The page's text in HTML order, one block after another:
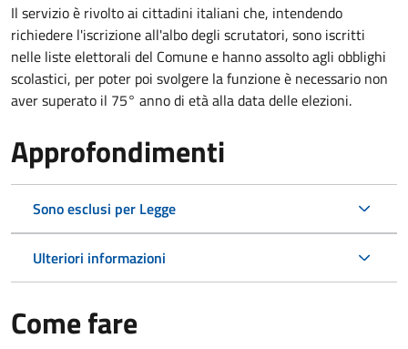
Il servizio è rivolto ai cittadini italiani che, intendendo
richiedere l'iscrizione all'albo degli scrutatori, sono iscritti
nelle liste elettorali del Comune e hanno assolto agli obblighi
scolastici, per poter poi svolgere la funzione è necessario non
aver superato il 75° anno di età alla data delle elezioni.
Approfondimenti
Sono esclusi per Legge
Ulteriori informazioni
Come fare